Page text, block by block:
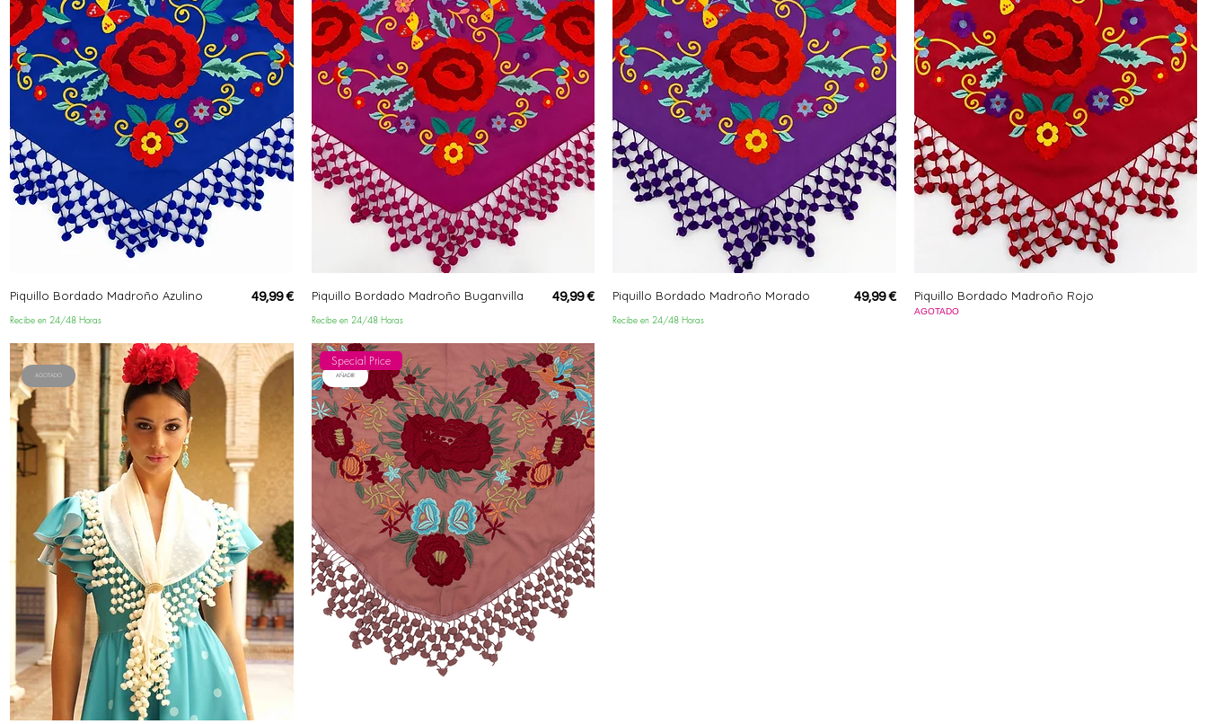
Piquillo Bordado Madroño Azulino Precio
49,99 €
Recibe en 24/48 Horas
Piquillo Bordado Madroño Buganvilla Precio
49,99 €
Recibe en 24/48 Horas
Piquillo Bordado Madroño Morado Precio
49,99 €
Recibe en 24/48 Horas
Piquillo Bordado Madroño Rojo
AGOTADO
AGOTADO AÑADIR
Special Price